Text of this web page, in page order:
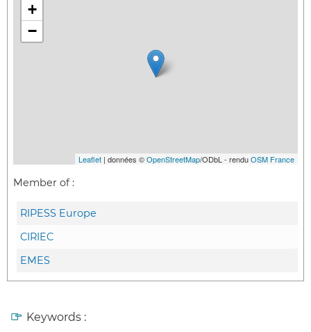
+
−
Leaflet | données ©OpenStreetMap/ODbL - renduOSM France
Member of :
RIPESS Europe
CIRIEC
EMES
Keywords :